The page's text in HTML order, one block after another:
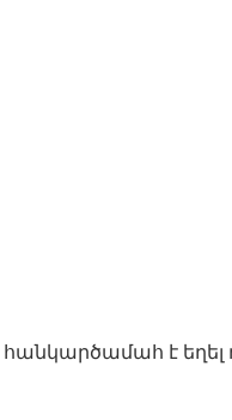
հանկարծամահ է եղել